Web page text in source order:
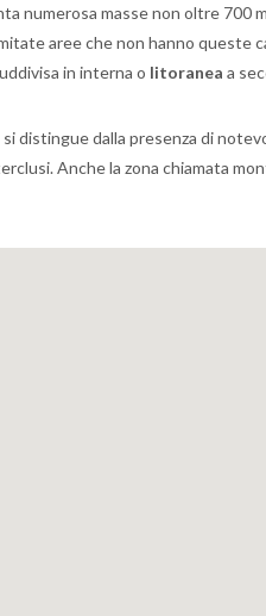
numerosa masse non oltre 700
aree che non hanno queste
in interna o litoranea a
si distingue dalla presenza di
Anche la zona chiamata